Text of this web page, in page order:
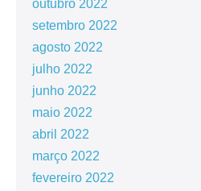
outubro 2022
setembro 2022
agosto 2022
julho 2022
junho 2022
maio 2022
abril 2022
março 2022
fevereiro 2022